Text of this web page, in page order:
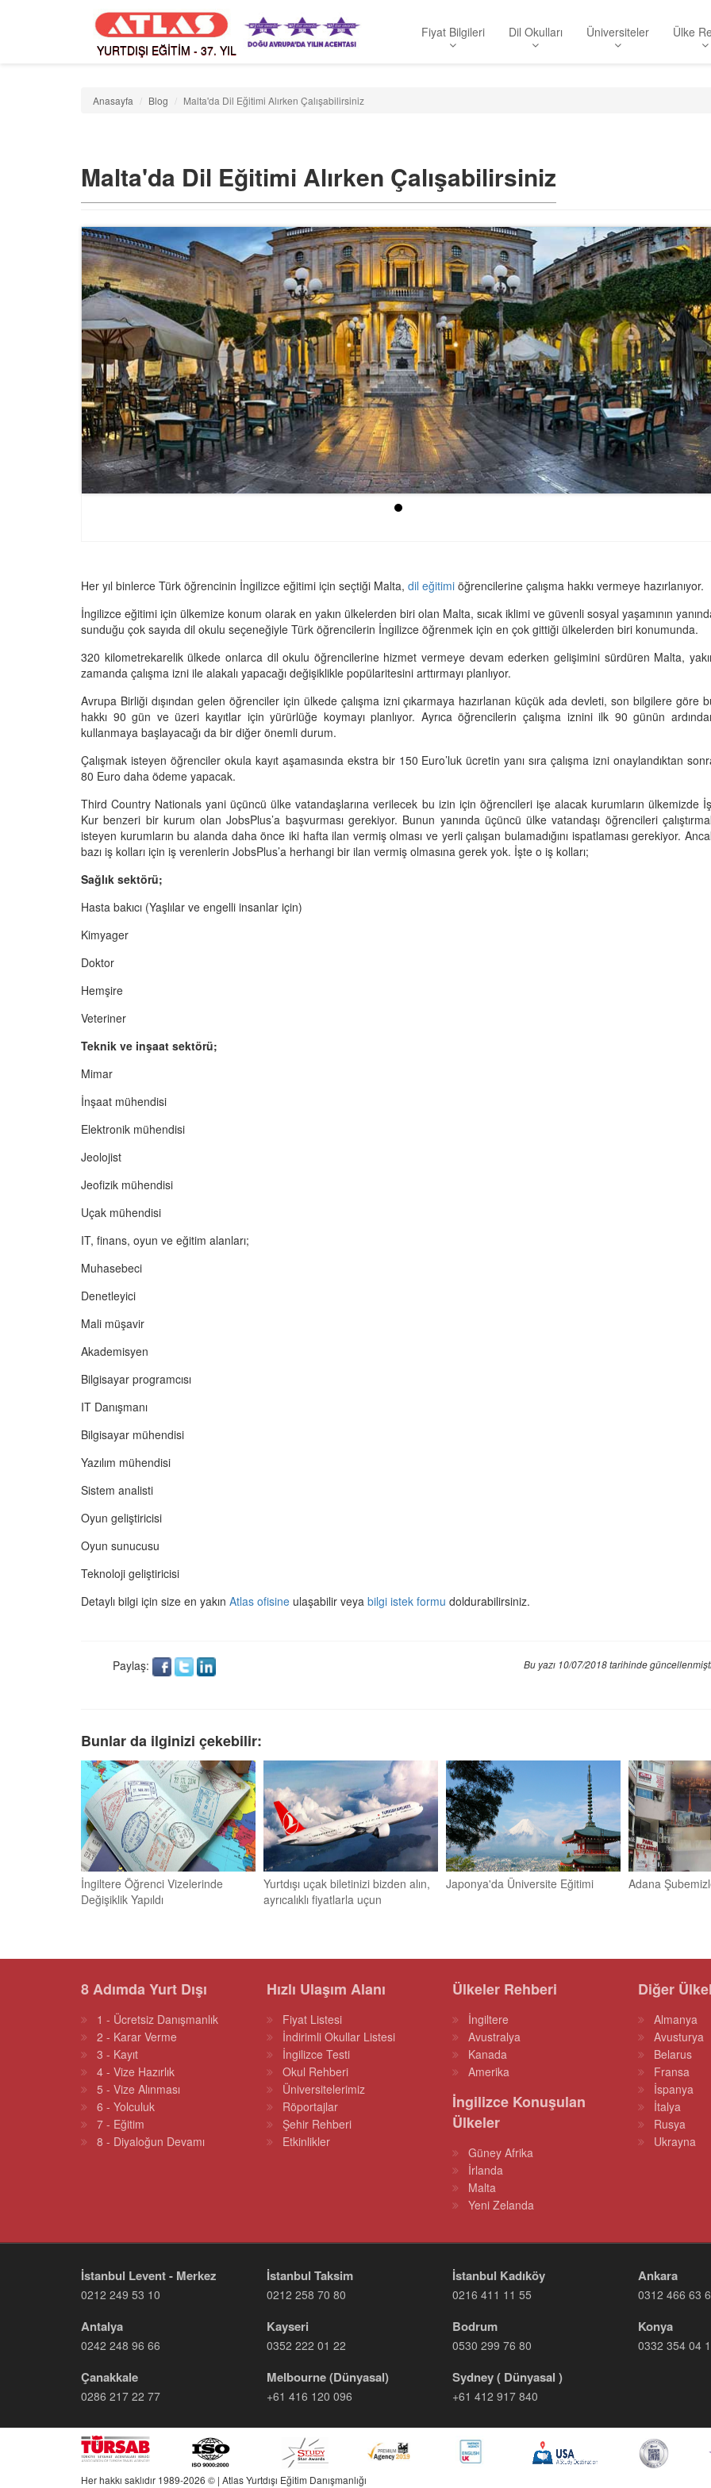
YURTDIŞI EĞİTİM - 37. YIL
Fiyat Bilgileri Dil Okulları Üniversiteler Ülke
Anasayfa Blog Malta'da Dil Eğitimi Alırken Çalışabilirsiniz
Malta'da Dil Eğitimi Alırken Çalışabilirsiniz
Her yıl binlerce Türk öğrencinin İngilizce eğitimi için seçtiği Malta, dil eğitimi öğrencilerine çalışma hakkı vermeye hazırlanıyor.
İngilizce eğitimi için ülkemize konum olarak en yakın ülkelerden biri olan Malta, sıcak iklimi ve güvenli sosyal yaşamının
sunduğu çok sayıda dil okulu seçeneğiyle Türk öğrencilerin İngilizce öğrenmek için en çok gittiği ülkelerden biri konumunda.
320 kilometrekarelik ülkede onlarca dil okulu öğrencilerine hizmet vermeye devam ederken gelişimini sürdüren Malta,
zamanda çalışma izni ile alakalı yapacağı değişiklikle popülaritesini arttırmayı planlıyor.
Avrupa Birliği dışından gelen öğrenciler için ülkede çalışma izni çıkarmaya hazırlanan küçük ada devleti, son bilgilere göre
hakkı 90 gün ve üzeri kayıtlar için yürürlüğe koymayı planlıyor. Ayrıca öğrencilerin çalışma iznini ilk 90 günün
kullanmaya başlayacağı da bir diğer önemli durum.
Çalışmak isteyen öğrenciler okula kayıt aşamasında ekstra bir 150 Euro’luk ücretin yanı sıra çalışma izni onaylandıktan
80 Euro daha ödeme yapacak.
Third Country Nationals yani üçüncü ülke vatandaşlarına verilecek bu izin için öğrencileri işe alacak kurumların ülkemizde
Kur benzeri bir kurum olan JobsPlus’a başvurması gerekiyor. Bunun yanında üçüncü ülke vatandaşı öğrencileri
isteyen kurumların bu alanda daha önce iki hafta ilan vermiş olması ve yerli çalışan bulamadığını ispatlaması gerekiyor.
bazı iş kolları için iş verenlerin JobsPlus’a herhangi bir ilan vermiş olmasına gerek yok. İşte o iş kolları;
Sağlık sektörü;
Hasta bakıcı (Yaşlılar ve engelli insanlar için)
Kimyager
Doktor
Hemşire
Veteriner
Teknik ve inşaat sektörü;
Mimar
İnşaat mühendisi
Elektronik mühendisi
Jeolojist
Jeofizik mühendisi
Uçak mühendisi
IT, finans, oyun ve eğitim alanları;
Muhasebeci
Denetleyici
Mali müşavir
Akademisyen
Bilgisayar programcısı
IT Danışmanı
Bilgisayar mühendisi
Yazılım mühendisi
Sistem analisti
Oyun geliştiricisi
Oyun sunucusu
Teknoloji geliştiricisi
Detaylı bilgi için size en yakın Atlas ofisine ulaşabilir veya bilgi istek formu doldurabilirsiniz.
Paylaş: Bu yazı 10/07/2018 tarihinde
Bunlar da ilginizi çekebilir:
İngiltere Öğrenci Vizelerinde
Değişiklik Yapıldı
Yurtdışı uçak biletinizi bizden alın,
ayrıcalıklı fiyatlarla uçun
Japonya'da Üniversite Eğitimi Adana
8 Adımda Yurt Dışı
1 - Ücretsiz Danışmanlık
2 - Karar Verme
3 - Kayıt
4 - Vize Hazırlık
5 - Vize Alınması
6 - Yolculuk
7 - Eğitim
8 - Diyaloğun Devamı
Hızlı Ulaşım Alanı
Fiyat Listesi
İndirimli Okullar Listesi
İngilizce Testi
Okul Rehberi
Üniversitelerimiz
Röportajlar
Şehir Rehberi
Etkinlikler
Ülkeler Rehberi
İngiltere
Avustralya
Kanada
Amerika
İngilizce Konuşulan
Ülkeler
Güney Afrika
İrlanda
Malta
Yeni Zelanda
Diğer
Almanya
Avusturya
Belarus
Fransa
İspanya
İtalya
Rusya
Ukrayna
İstanbul Levent - Merkez
0212 249 53 10
İstanbul Taksim
0212 258 70 80
İstanbul Kadıköy
0216 411 11 55
Ankara
0312 466 63
Antalya
0242 248 96 66
Kayseri
0352 222 01 22
Bodrum
0530 299 76 80
Konya
0332 354 04
Çanakkale
0286 217 22 77
Melbourne (Dünyasal)
+61 416 120 096
Sydney ( Dünyasal )
+61 412 917 840
Her hakkı saklıdır 1989-2026 © | Atlas Yurtdışı Eğitim Danışmanlığı